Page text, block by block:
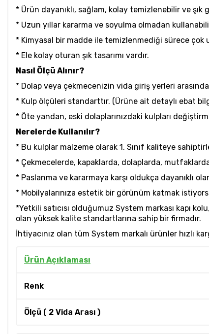
* Ürün dayanıklı, sağlam, kolay temizlenebilir ve şık
* Uzun yıllar kararma ve soyulma olmadan
* Kimyasal bir madde ile temizlenmediği sürece çok
* Ele kolay oturan şık tasarımı vardır.
Nasıl Ölçü Alınır?
* Dolap veya çekmecenizin vida giriş yerleri
* Kulp ölçüleri standarttır. (Ürüne ait detaylı ebat
* Öte yandan, eski dolaplarınızdaki kulpları
Nerelerde Kullanılır?
* Bu kulplar malzeme olarak 1. Sınıf kaliteye
* Çekmecelerde, kapaklarda, dolaplarda,
* Paslanma ve kararmaya karşı oldukça dayanıklı
* Mobilyalarınıza estetik bir görünüm katmak
*Yetkili satıcısı olduğumuz System markası kapı
olan yüksek kalite standartlarına sahip bir firmadır.
İhtiyacınız olan tüm System markalı ürünler hızlı
Ürün Açıklaması
Renk
Ölçü ( 2 Vida Arası )